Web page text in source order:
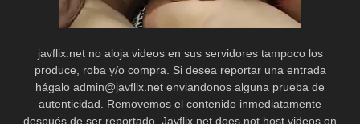
javflix.net no aloja videos en sus servidores tampoco los
produce, roba y/o compra. Si desea reportar una entrada
hágalo admin@javflix.net enviandonos alguna prueba de
autenticidad. Removemos el contenido inmediatamente
después de ser reportado. Javflix.net does not host videos on